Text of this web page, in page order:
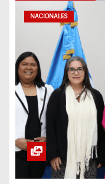
NACIONALES